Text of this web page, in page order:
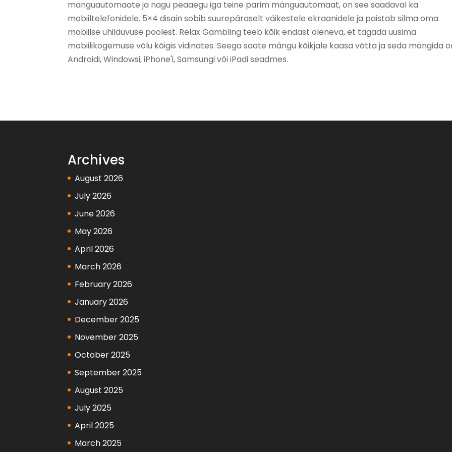
mänguautomaate ja nagu peaaegu iga teine ​​parim mänguautomaat, on see saadaval ka
mobiiltelefonidele. 5×4 disain sobib suurepäraselt väikestele ekraanidele ja paistab silma oma
mobiilse ühilduvuse poolest. Relax Gambling teeb kõik endast oleneva, et tagada uusima
mobiilikogemuse võlu kõigis vidinates. Seega saate mängu kõikjale kaasa võtta ja seda mängida
Androidi, Windowsi, iPhone'i, Samsungi või iPadi seadmes.
Archives
August 2026
July 2026
June 2026
May 2026
April 2026
March 2026
February 2026
January 2026
December 2025
November 2025
October 2025
September 2025
August 2025
July 2025
April 2025
March 2025